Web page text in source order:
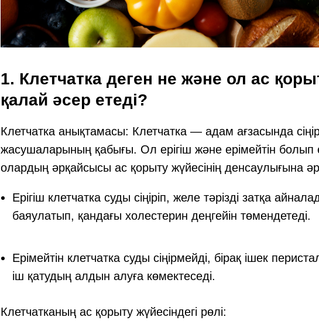
1. Клетчатка деген не және ол ас
қалай әсер етеді?
Клетчатка анықтамасы: Клетчатка — адам ағзасында
жасушаларының қабығы. Ол ерігіш және ерімейтін болып
олардың әрқайсысы ас қорыту жүйесінің денсаулығына
Ерігіш клетчатка суды сіңіріп, желе тәрізді затқа
баяулатып, қандағы холестерин деңгейін төмендетеді.
Ерімейтін клетчатка суды сіңірмейді, бірақ ішек
іш қатудың алдын алуға көмектеседі.
Клетчатканың ас қорыту жүйесіндегі рөлі: